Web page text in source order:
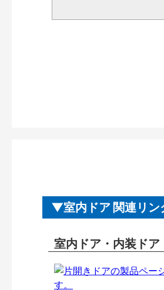
室内ドア 関連リン
室内ドア・内装ド